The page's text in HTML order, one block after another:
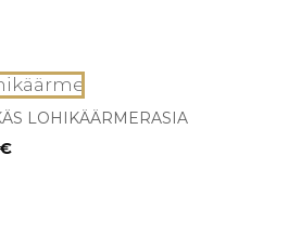
LOHIKÄÄRMERASIA
€